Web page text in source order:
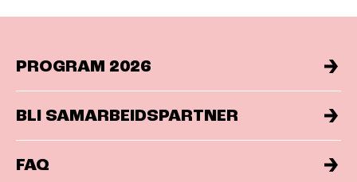
PROGRAM 2026
BLI SAMARBEIDSPARTNER
FAQ